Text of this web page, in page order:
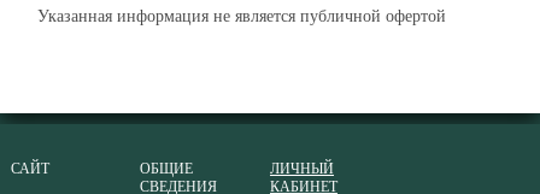
Указанная информация не является публичной офертой
САЙТ
ОБЩИЕ
СВЕДЕНИЯ
ЛИЧНЫЙ
КАБИНЕТ